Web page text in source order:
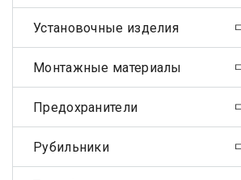
Установочные изделия
Монтажные материалы
Предохранители
Рубильники